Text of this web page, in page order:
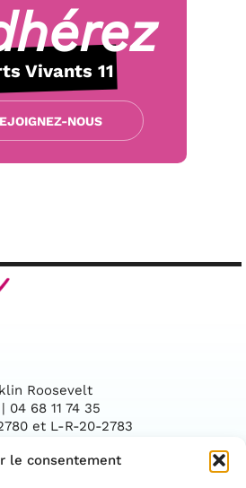
le consentement
Vivants 11
NOUS
Roosevelt
04 68 11 74 35
et L-R-20-2783
Facebook